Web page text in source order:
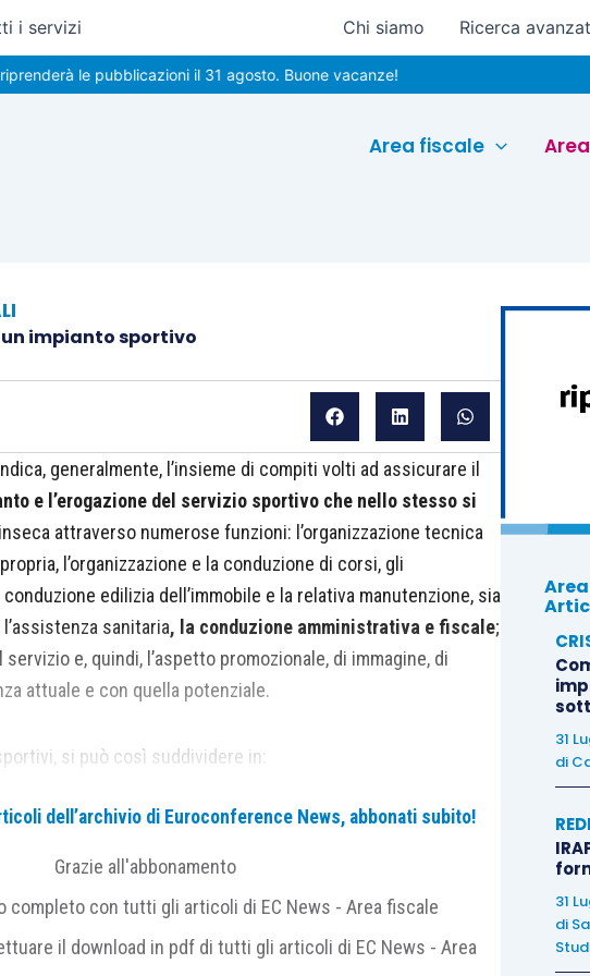
i servizi Chi siamo Ricerca
le pubblicazioni il 31 agosto. Buone vacanze!
Area fiscale
impianto sportivo
generalmente, l’insieme di compiti volti ad assicurare il
e l’erogazione del servizio sportivo che nello stesso si
attraverso numerose funzioni: l’organizzazione tecnica
l’organizzazione e la conduzione di corsi, gli
edilizia dell’immobile e la relativa manutenzione, sia
sanitaria, la conduzione amministrativa e fiscale;
e, quindi, l’aspetto promozionale, di immagine, di
attuale e con quella potenziale.
si può così suddividere in:
diretta, con appalti scorporati, con aziende;
dell’archivio di Euroconference News, abbonati subito!
Grazie all'abbonamento
completo con tutti gli articoli di EC News - Area fiscale
il download in pdf di tutti gli articoli di EC News - Area
31
di
31
di